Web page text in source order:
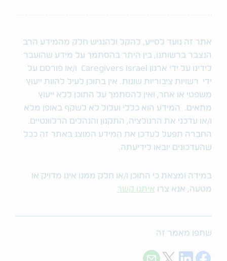
אתר זה נועד לסייע, להקל ולהנגיש חלק מהמידע הרב
הנצבר ברשותנו, בין היתר בהסתמך על מידע שהועבר
לידינו על ידי ארגון Caregivers Israel ו/או פורסם על
ידי רשויות ציבוריות שונות. אין בתוכן לעיל להוות ייעוץ
משפטי או אחר, ואין להסתמך על התוכן ללא ייעוץ
מתאים. המידע הוא כללי ועלול לא לשקף באופן מלא
ו/או עדכני את הרגולציה, התקנון והנהלים הרלוונטיים.
החברה תפעל לעדכן את המידע המוצג באתר זה ככל
שהעדכונים יובאו לידיעתה.
במידה ומצאת כי התוכן ו/או חלק ממנו אינו מדויק או
מטעה, אנא צרו איתנו קשר
שתפו מאמר זה
Share on Facebook
Share on LinkedIn
Share on Twitter
Share with E-mail